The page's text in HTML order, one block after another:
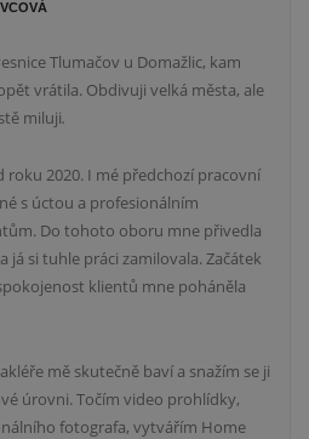
Tlumačov u Domažlic, kam
vrátila. Obdivuji velká města, ale
miluji.
roku 2020. I mé předchozí pracovní
s úctou a profesionálním
Do tohoto oboru mne přivedla
já si tuhle práci zamilovala. Začátek
klientů mne poháněla
mě skutečně baví a snažím se ji
úrovni. Točím video prohlídky,
fotografa, vytvářím Home